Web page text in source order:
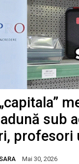
sub
profesori
Mai 30, 2026